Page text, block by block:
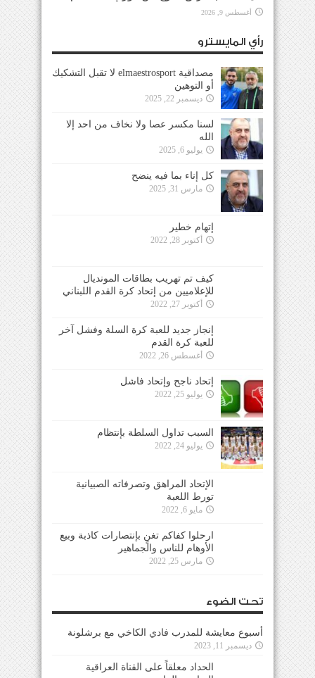
أغسطس 9, 2026
رأي المايسترو
مصداقية elmaestrosport لا تقبل التشكيك
أو التوهين
ديسمبر 22, 2025
لسنا مكسر عصا ولا نخاف من احد إلا
الله
يوليو 6, 2025
كل إناء بما فيه ينضح
مارس 31, 2025
إتهام خطير
أكتوبر 28, 2022
كيف تم تهريب بطاقات المونديال
للإعلاميين من إتحاد كرة القدم اللبناني
أكتوبر 27, 2022
إنجاز جديد للعبة كرة السلة وفشل آخر
للعبة كرة القدم
أغسطس 26, 2022
إتحاد ناجح وإتحاد فاشل
يوليو 25, 2022
السبب تداول السلطة بإنتظام
يوليو 24, 2022
الإتحاد المراهق وتصرفاته الصبيانية
تورط اللعبة
مايو 6, 2022
ارحلوا كفاكم تغنٍ بإنتصارات كاذبة وبيع
الأوهام للناس والجماهير
مارس 25, 2022
تحت الضوء
أسبوع معايشة للمدرب فادي الكاخي مع برشلونة
ديسمبر 11, 2023
الحداد معلقاً على القناة العراقية